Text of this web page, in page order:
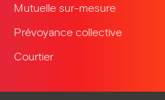
Mutuelle sur-mesure
Prévoyance collective
Courtier